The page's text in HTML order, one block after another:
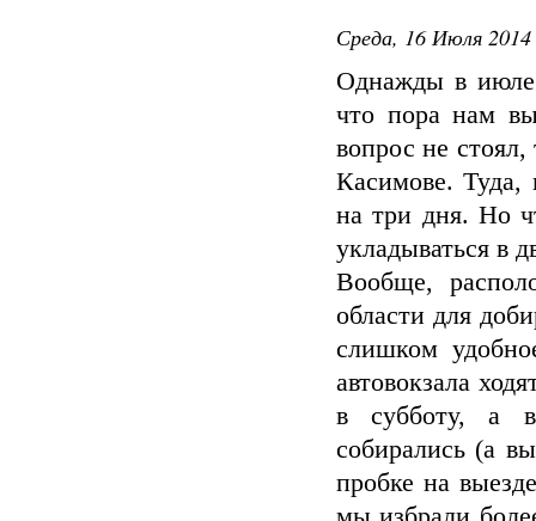
Среда, 16 Июля
Однажды в июле
что пора нам
вопрос не
Касимове. Туда,
на три дня. Но
укладываться в
Вообще,
области для
слишком
автовокзала
в субботу, а
собирались (а
пробке на